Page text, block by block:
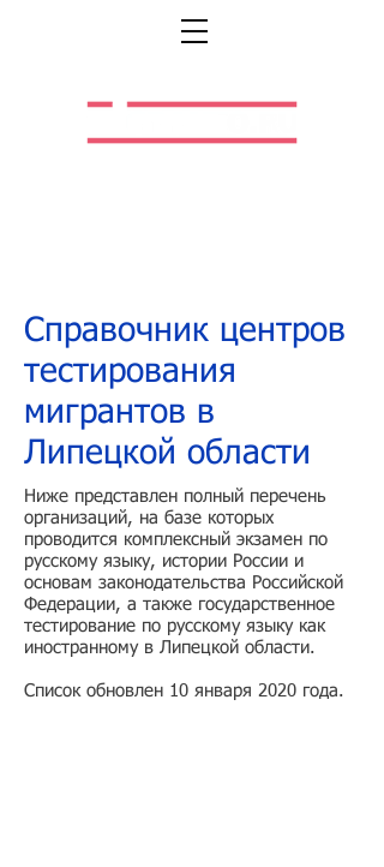
Справочник центров
тестирования
мигрантов в
Липецкой области
Ниже представлен полный перечень
организаций, на базе которых
проводится комплексный экзамен по
русскому языку, истории России и
основам законодательства Российской
Федерации, а также государственное
тестирование по русскому языку как
иностранному в Липецкой области.
Список обновлен 10 января 2020 года.